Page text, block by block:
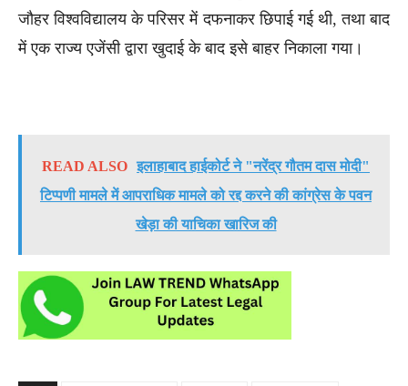
जौहर विश्वविद्यालय के परिसर में दफनाकर छिपाई गई थी, तथा बाद
में एक राज्य एजेंसी द्वारा खुदाई के बाद इसे बाहर निकाला गया।
READ ALSO इलाहाबाद हाईकोर्ट ने "नरेंद्र गौतम दास मोदी"
टिप्पणी मामले में आपराधिक मामले को रद्द करने की कांग्रेस के पवन
खेड़ा की याचिका खारिज की